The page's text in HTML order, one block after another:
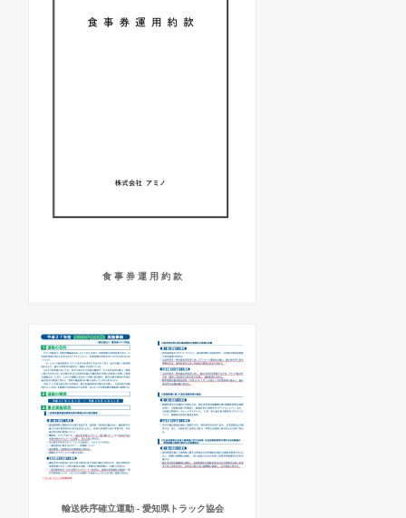
食 事 券 運 用 約 款
輸送秩序確立運動 - 愛知県トラック協会